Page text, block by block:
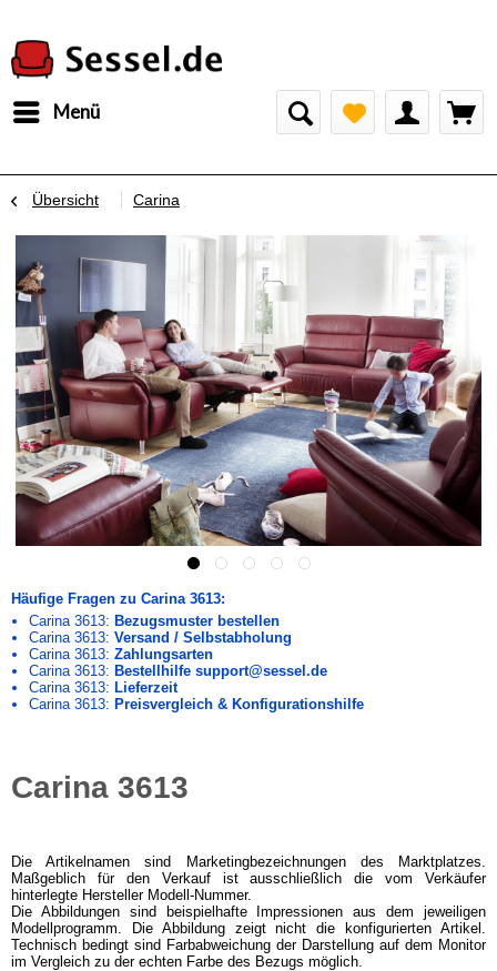
Menü
Übersicht Carina
Häufige Fragen zu Carina 3613:
Carina 3613: Bezugsmuster bestellen
Carina 3613: Versand / Selbstabholung
Carina 3613: Zahlungsarten
Carina 3613: Bestellhilfe support@sessel.de
Carina 3613: Lieferzeit
Carina 3613: Preisvergleich & Konfigurationshilfe
Carina 3613
Die Artikelnamen sind Marketingbezeichnungen des Marktplatzes.
Maßgeblich für den Verkauf ist ausschließlich die vom Verkäufer
hinterlegte Hersteller Modell-Nummer.
Die Abbildungen sind beispielhafte Impressionen aus dem jeweiligen
Modellprogramm. Die Abbildung zeigt nicht die konfigurierten Artikel.
Technisch bedingt sind Farbabweichung der Darstellung auf dem Monitor
im Vergleich zu der echten Farbe des Bezugs möglich.